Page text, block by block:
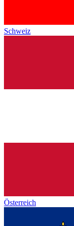
Schweiz
Österreich